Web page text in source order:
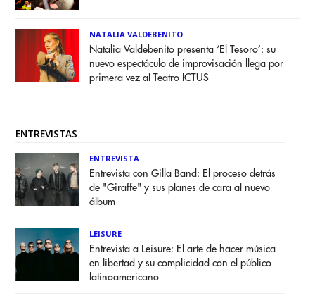
NATALIA VALDEBENITO
Natalia Valdebenito presenta ‘El Tesoro’: su
nuevo espectáculo de improvisación llega por
primera vez al Teatro ICTUS
ENTREVISTAS
ENTREVISTA
Entrevista con Gilla Band: El proceso detrás
de "Giraffe" y sus planes de cara al nuevo
álbum
LEISURE
Entrevista a Leisure: El arte de hacer música
en libertad y su complicidad con el público
latinoamericano